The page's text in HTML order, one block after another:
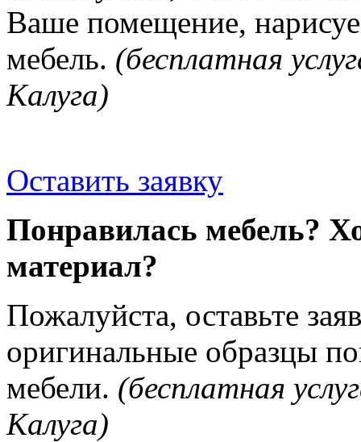
Ваше помещение,
мебель. (бесплатная
Калуга)
Оставить заявку
Понравилась мебель?
материал?
Пожалуйста, оставьте
оригинальные образцы
мебели. (бесплатная
Калуга)